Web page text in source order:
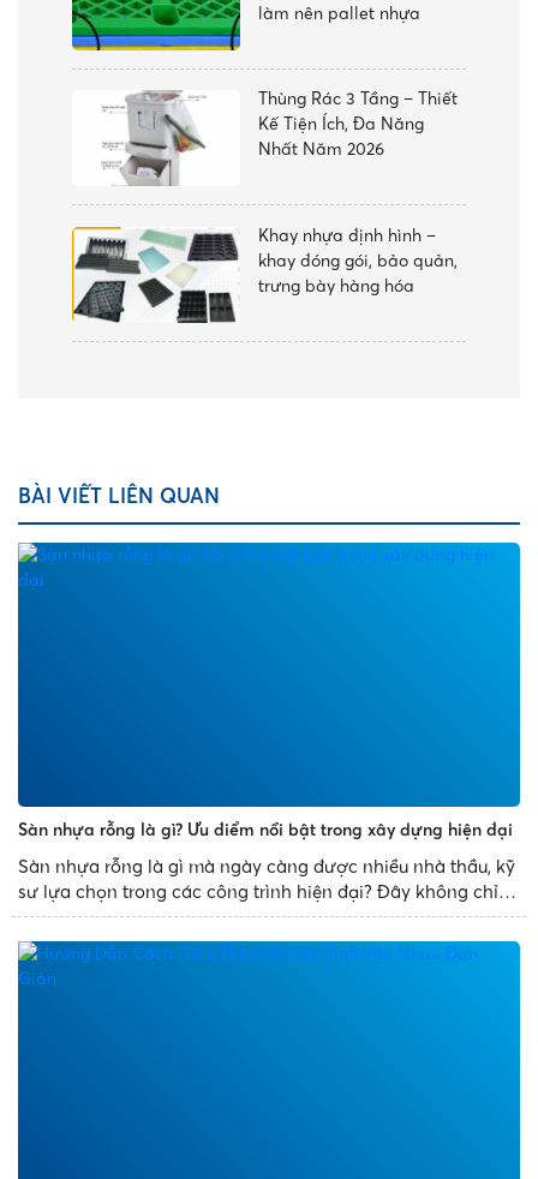
làm nên pallet nhựa
Thùng Rác 3 Tầng – Thiết
Kế Tiện Ích, Đa Năng
Nhất Năm 2026
Khay nhựa định hình –
khay đóng gói, bảo quản,
trưng bày hàng hóa
BÀI VIẾT LIÊN QUAN
Sàn nhựa rỗng là gì? Ưu điểm nổi bật trong xây dựng hiện đại
Sàn nhựa rỗng là gì mà ngày càng được nhiều nhà thầu, kỹ
sư lựa chọn trong các công trình hiện đại? Đây không chỉ là
giải pháp thay thế cho sàn bê tông truyền thống mà còn
mang đến nhiều ưu điểm vượt trội như giảm trọng tải...